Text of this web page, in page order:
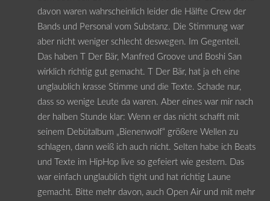
davon waren wahrscheinlich leider die Hälfte Crew der
Bands und Personal vom Substanz. Die Stimmung war
aber nicht weniger schlecht deswegen. Im Gegenteil.
Das haben T Der Bär, Manfred Groove und Boshi San
wirklich richtig gut gemacht. T Der Bär, hat ja eh eine
unglaublich krasse Stimme und die Texte. Schade nur,
dass so wenige Leute da waren. Aber eines war mir nach
der halben Stunde klar: Wenn er das nicht schafft mit
seinem Debütalbum „Bienenwolf“ größere Wellen zu
schlagen, dann weiß ich auch nicht. Selten habe ich Beats
und Texte im HipHop live so gefeiert wie gestern. Das
war einfach unglaublich tight und hat richtig Laune
gemacht. Bitte mehr davon, auch Open Air und mit mehr